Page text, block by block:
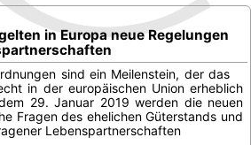
in Europa neue Regelungen
sind ein Meilenstein, der das
in der europäischen Union erheblich
29. Januar 2019 werden die neuen
Fragen des ehelichen Güterstands und
Lebenspartnerschaften